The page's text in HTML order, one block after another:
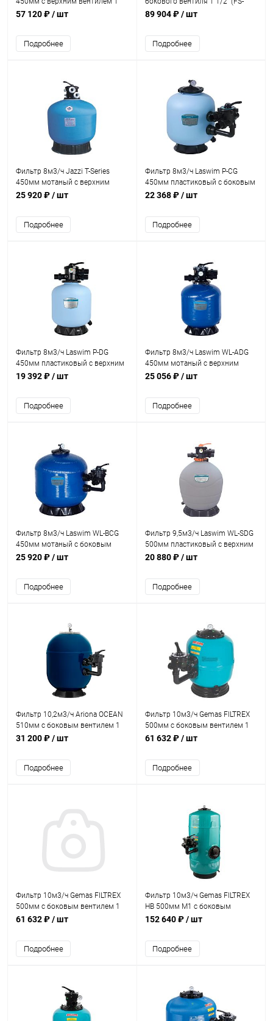
1/2" (021111T)
57 120 ₽/ шт
Подробнее
450)
89 904 ₽/ шт
Подробнее
Фильтр 8м3/ч Jazzi T-Series
450мм мотаный c верхним
вентилем 1 1/2" (040118)
25 920 ₽/ шт
Подробнее
Фильтр 8м3/ч Laswim P-CG
450мм пластиковый с боковым
вентилем 1 1/2" (P-CG450)
22 368 ₽/ шт
Подробнее
Фильтр 8м3/ч Laswim P-DG
450мм пластиковый с верхним
вентилем 1 1/2" (P-DG450)
19 392 ₽/ шт
Подробнее
Фильтр 8м3/ч Laswim WL-ADG
450мм мотаный с верхним
вентилем 1 1/2" (WL-ADG450)
25 056 ₽/ шт
Подробнее
Фильтр 8м3/ч Laswim WL-BCG
450мм мотаный с боковым
вентилем 1 1/2" (WL-BCG450)
25 920 ₽/ шт
Подробнее
Фильтр 9,5м3/ч Laswim WL-SDG
500мм пластиковый с верхним
вентилем 1 1/2" (WL-SDG-20)
20 880 ₽/ шт
Подробнее
Фильтр 10,2м3/ч Ariona OCEAN
510мм с боковым вентилем 1
1/2" (FDOC510TR01)
31 200 ₽/ шт
Подробнее
Фильтр 10м3/ч Gemas FILTREX
500мм с боковым вентилем 1
1/2" (021112)
61 632 ₽/ шт
Подробнее
Фильтр 10м3/ч Gemas FILTREX
500мм с боковым вентилем 1
1/2" (021141EVO)
61 632 ₽/ шт
Подробнее
Фильтр 10м3/ч Gemas FILTREX
HB 500мм М1 с боковым
вентилем 1 1/2" (021311HB)
152 640 ₽/ шт
Подробнее